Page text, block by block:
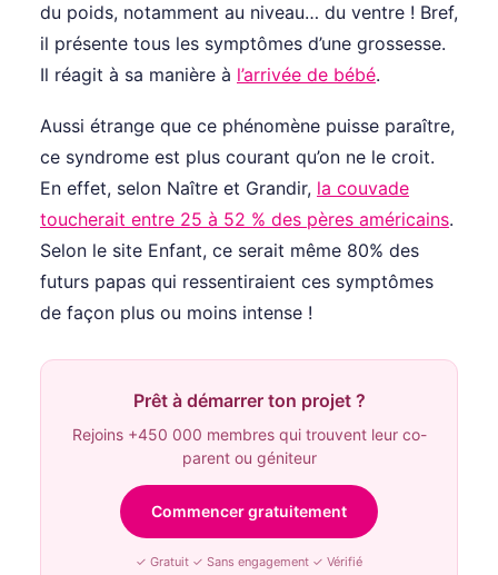
du poids, notamment au niveau… du ventre ! Bref,
il présente tous les symptômes d’une grossesse.
Il réagit à sa manière à l’arrivée de bébé.
Aussi étrange que ce phénomène puisse paraître,
ce syndrome est plus courant qu’on ne le croit.
En effet, selon Naître et Grandir, la couvade
toucherait entre 25 à 52 % des pères américains.
Selon le site Enfant, ce serait même 80% des
futurs papas qui ressentiraient ces symptômes
de façon plus ou moins intense !
Prêt à démarrer ton projet ?
Rejoins +450 000 membres qui trouvent leur co-
parent ou géniteur
Commencer gratuitement
✓ Gratuit ✓ Sans engagement ✓ Vérifié